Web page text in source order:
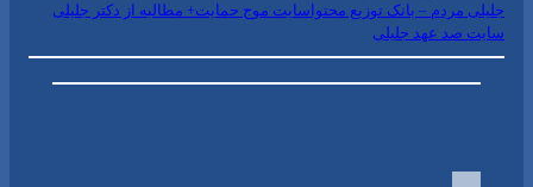
جلیلی مردم – بانک توزیع محتوا سایت موج حمایت+ مطالبه از دکتر جلیلی
سایت صد عهد جلیلی